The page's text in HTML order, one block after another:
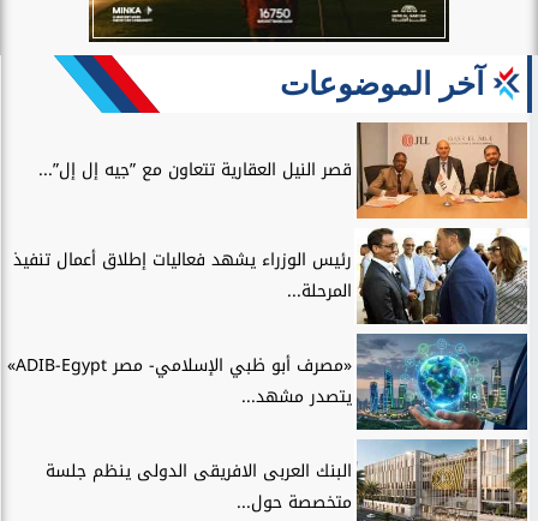
آخر الموضوعات
قصر النيل العقارية تتعاون مع ”جيه إل إل”...
رئيس الوزراء يشهد فعاليات إطلاق أعمال تنفيذ
المرحلة...
«مصرف أبو ظبي الإسلامي- مصر ADIB-Egypt»
يتصدر مشهد...
البنك العربى الافريقى الدولى ينظم جلسة
متخصصة حول...